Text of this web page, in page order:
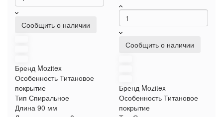
Сообщить о наличии
Бренд Mozitex
Особенность Титановое
покрытие
Тип Спиральное
Длина 90 мм
Сообщить о наличии
Бренд Mozitex
Особенность Титановое
покрытие